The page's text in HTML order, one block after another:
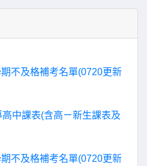
不及格補考名單(0720更新
中課表(含高ㄧ新生課表及
不及格補考名單(0720更新